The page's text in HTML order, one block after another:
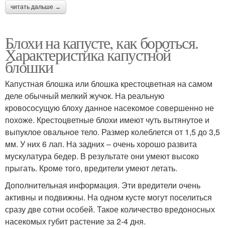
читать дальше →
Блохи на капусте, как бороться.
Характеристика капустной
блошки
Капустная блошка или блошка крестоцветная на самом
деле обычный мелкий жучок. На реальную
кровососущую блоху данное насекомое совершенно не
похоже. Крестоцветные блохи имеют чуть вытянутое и
выпуклое овальное тело. Размер колеблется от 1,5 до 3,5
мм. У них 6 лап. На задних – очень хорошо развита
мускулатура бедер. В результате они умеют высоко
прыгать. Кроме того, вредители умеют летать.
Дополнительная информация. Эти вредители очень
активны и подвижны. На одном кусте могут поселиться
сразу две сотни особей. Такое количество вредоносных
насекомых губит растение за 2-4 дня.